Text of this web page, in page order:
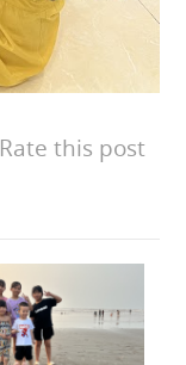
Rate this post